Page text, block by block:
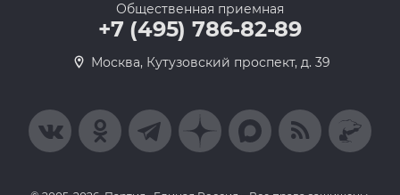
Общественная приемная
+7 (495) 786-82-89
Москва, Кутузовский проспект, д. 39